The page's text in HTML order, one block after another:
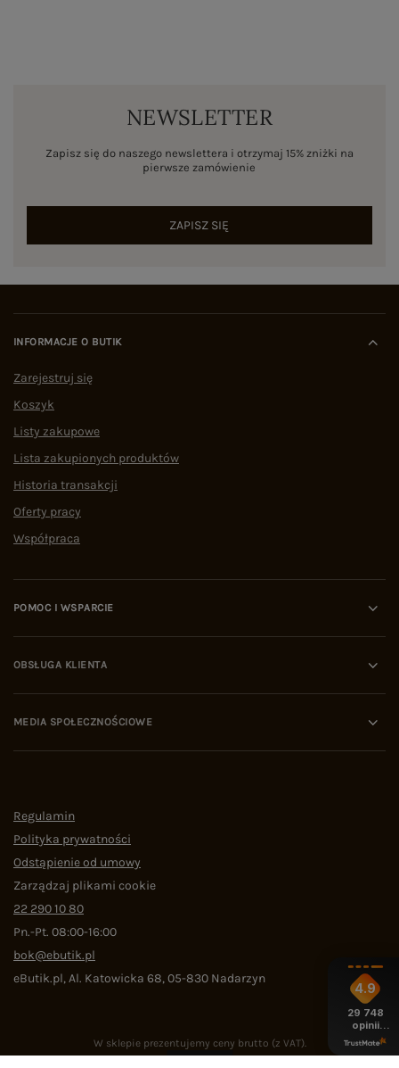
NEWSLETTER
Zapisz się do naszego newslettera i otrzymaj 15% zniżki na
pierwsze zamówienie
ZAPISZ SIĘ
INFORMACJE O BUTIK
Zarejestruj się
Koszyk
Listy zakupowe
Lista zakupionych produktów
Historia transakcji
Oferty pracy
Współpraca
POMOC I WSPARCIE
OBSŁUGA KLIENTA
MEDIA SPOŁECZNOŚCIOWE
Regulamin
Polityka prywatności
Odstąpienie od umowy
Zarządzaj plikami cookie
22 290 10 80
Pn.-Pt. 08:00-16:00
bok@ebutik.pl
eButik.pl,Al. Katowicka 68,05-830 Nadarzyn
W sklepie prezentujemy ceny brutto (z VAT).
4.9
29 748
opinii
z całego